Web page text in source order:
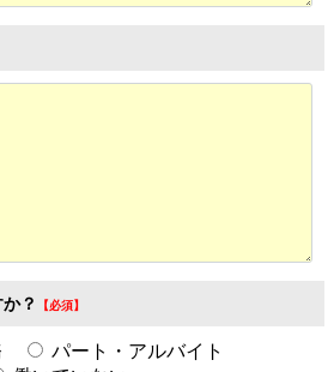
？
パート・アルバイト